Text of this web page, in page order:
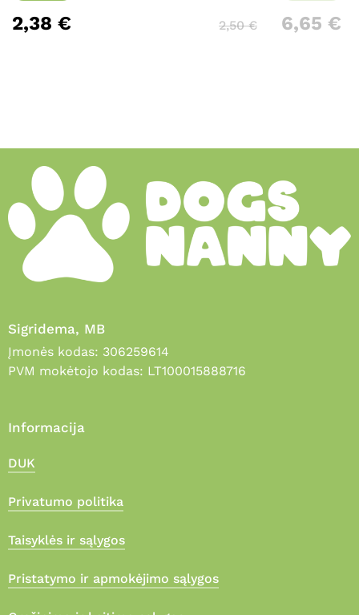
2,38 € 2,50€ 6,65 €
Sigridema, MB
Įmonės kodas: 306259614
PVM mokėtojo kodas: LT100015888716
Informacija
DUK
Privatumo politika
Taisyklės ir sąlygos
Pristatymo ir apmokėjimo sąlygos